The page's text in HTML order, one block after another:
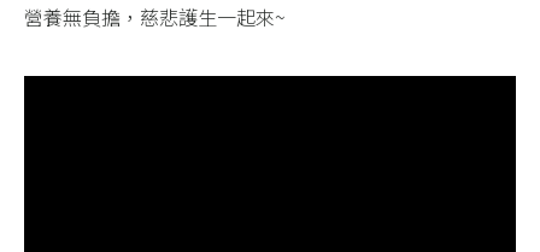
營養無負擔，慈悲護生一起來~